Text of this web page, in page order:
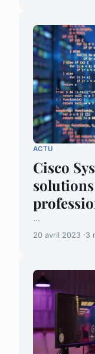
ACTU
Cisco
...
20 avril 2023 3